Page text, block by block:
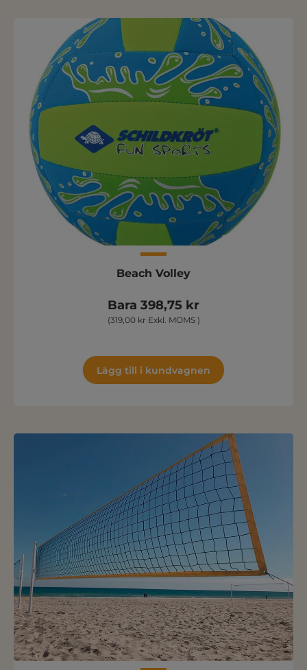
Beach Volley
Bara 398,75 kr
(319,00 kr Exkl. MOMS )
Lägg till i kundvagnen